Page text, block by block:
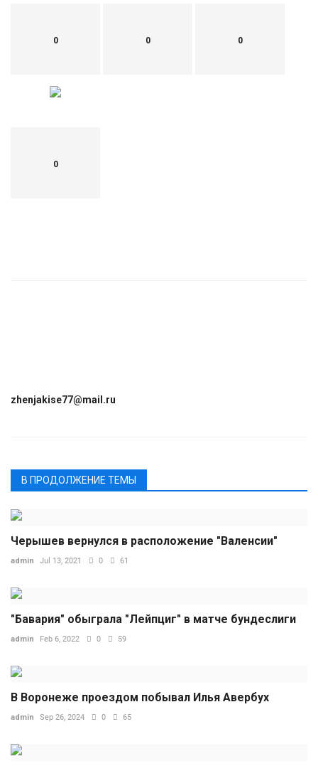
0 0 0
0
zhenjakise77@mail.ru
В ПРОДОЛЖЕНИЕ ТЕМЫ
Черышев вернулся в расположение "Валенсии"
admin Jul 13, 2021 0 61
"Бавария" обыграла "Лейпциг" в матче бундеслиги
admin Feb 6, 2022 0 59
В Воронеже проездом побывал Илья Авербух
admin Sep 26, 2024 0 65